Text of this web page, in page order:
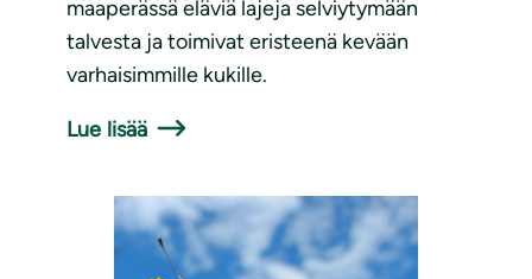
maaperässä eläviä lajeja selviytymään
talvesta ja toimivat eristeenä kevään
varhaisimmille kukille.
Lue lisää